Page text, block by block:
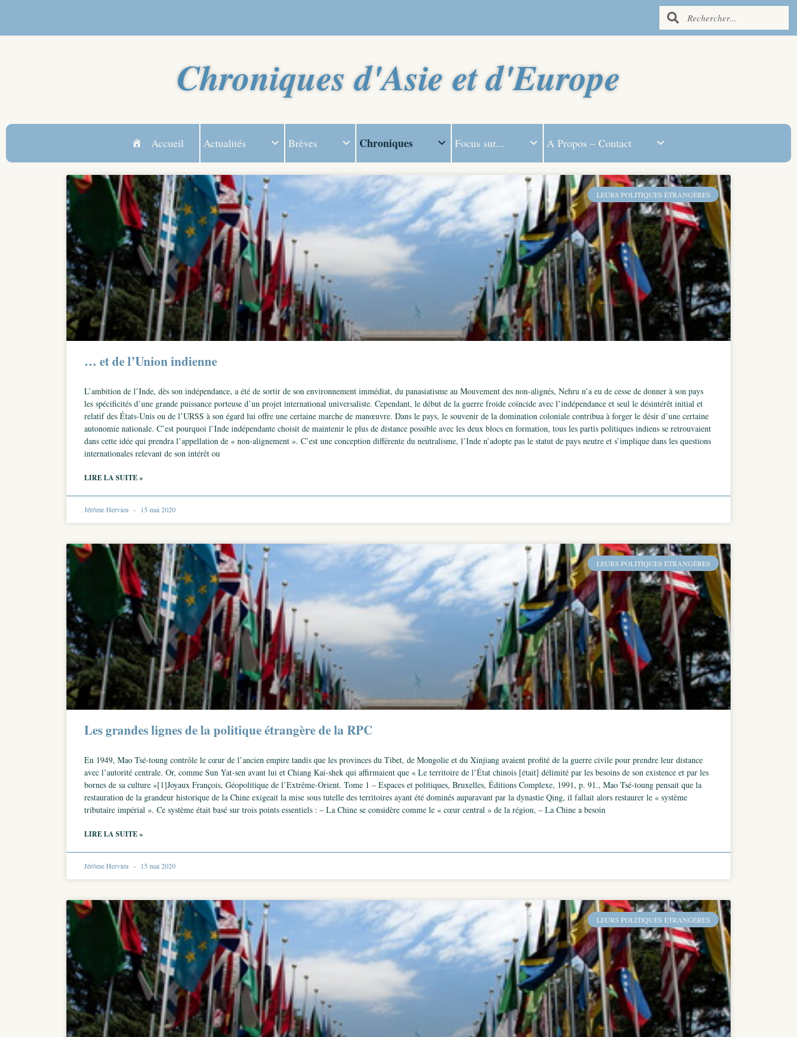
Chroniques d'Asie et d'Europe
Accueil Actualités Brèves Chroniques Focus sur... A Propos – Contact
LEURS POLITIQUES ÉTRANGÈRES
… et de l’Union indienne
L’ambition de l’Inde, dès son indépendance, a été de sortir de son environnement immédiat, du panasiatisme au Mouvement des non-alignés, Nehru n’a eu de cesse de donner à son pays
les spécificités d’une grande puissance porteuse d’un projet international universaliste. Cependant, le début de la guerre froide coïncide avec l’indépendance et seul le désintérêt initial et
relatif des États-Unis ou de l’URSS à son égard lui offre une certaine marche de manœuvre. Dans le pays, le souvenir de la domination coloniale contribua à forger le désir d’une certaine
autonomie nationale. C’est pourquoi l’Inde indépendante choisit de maintenir le plus de distance possible avec les deux blocs en formation, tous les partis politiques indiens se retrouvaient
dans cette idée qui prendra l’appellation de « non-alignement ». C’est une conception différente du neutralisme, l’Inde n’adopte pas le statut de pays neutre et s’implique dans les questions
internationales relevant de son intérêt ou
LIRE LA SUITE »
Jérôme Hervieu 15 mai 2020
LEURS POLITIQUES ÉTRANGÈRES
Les grandes lignes de la politique étrangère de la RPC
En 1949, Mao Tsé-toung contrôle le cœur de l’ancien empire tandis que les provinces du Tibet, de Mongolie et du Xinjiang avaient profité de la guerre civile pour prendre leur distance
avec l’autorité centrale. Or, comme Sun Yat-sen avant lui et Chiang Kai-shek qui affirmaient que « Le territoire de l’État chinois [était] délimité par les besoins de son existence et par les
bornes de sa culture »[1]Joyaux François, Géopolitique de l’Extrême-Orient. Tome 1 – Espaces et politiques, Bruxelles, Éditions Complexe, 1991, p. 91., Mao Tsé-toung pensait que la
restauration de la grandeur historique de la Chine exigeait la mise sous tutelle des territoires ayant été dominés auparavant par la dynastie Qing, il fallait alors restaurer le « système
tributaire impérial ». Ce système était basé sur trois points essentiels : – La Chine se considère comme le « cœur central » de la région, – La Chine a besoin
LIRE LA SUITE »
Jérôme Hervieu 15 mai 2020
LEURS POLITIQUES ÉTRANGÈRES